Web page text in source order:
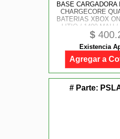
BASE CARGADORA
CHARGECORE
BATERIAS XBOX
LITIO / 1400 MAH /
TIEMPO DE USO/
$
Existencia
Agregar a
# Parte: